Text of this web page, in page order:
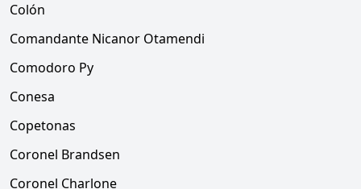
Colón
Comandante Nicanor Otamendi
Comodoro Py
Conesa
Copetonas
Coronel Brandsen
Coronel Charlone